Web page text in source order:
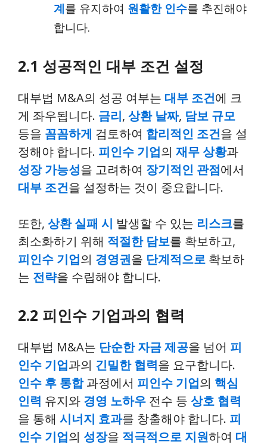
계를 유지하여 원활한 인수를 추진해야
합니다.
2.1 성공적인 대부 조건 설정
대부법 M&A의 성공 여부는 대부 조건에 크
게 좌우됩니다. 금리, 상환 날짜, 담보 규모
등을 꼼꼼하게 검토하여 합리적인 조건을 설
정해야 합니다. 피인수 기업의 재무 상황과
성장 가능성을 고려하여 장기적인 관점에서
대부 조건을 설정하는 것이 중요합니다.
또한, 상환 실패 시 발생할 수 있는 리스크를
최소화하기 위해 적절한 담보를 확보하고,
피인수 기업의 경영권을 단계적으로 확보하
는 전략을 수립해야 합니다.
2.2 피인수 기업과의 협력
대부법 M&A는 단순한 자금 제공을 넘어 피
인수 기업과의 긴밀한 협력을 요구합니다.
인수 후 통합과정에서 피인수 기업의 핵심
인력 유지와 경영 노하우 전수 등 상호 협력
을 통해 시너지 효과를 창출해야 합니다. 피
인수 기업의 성장을 적극적으로 지원하여 대